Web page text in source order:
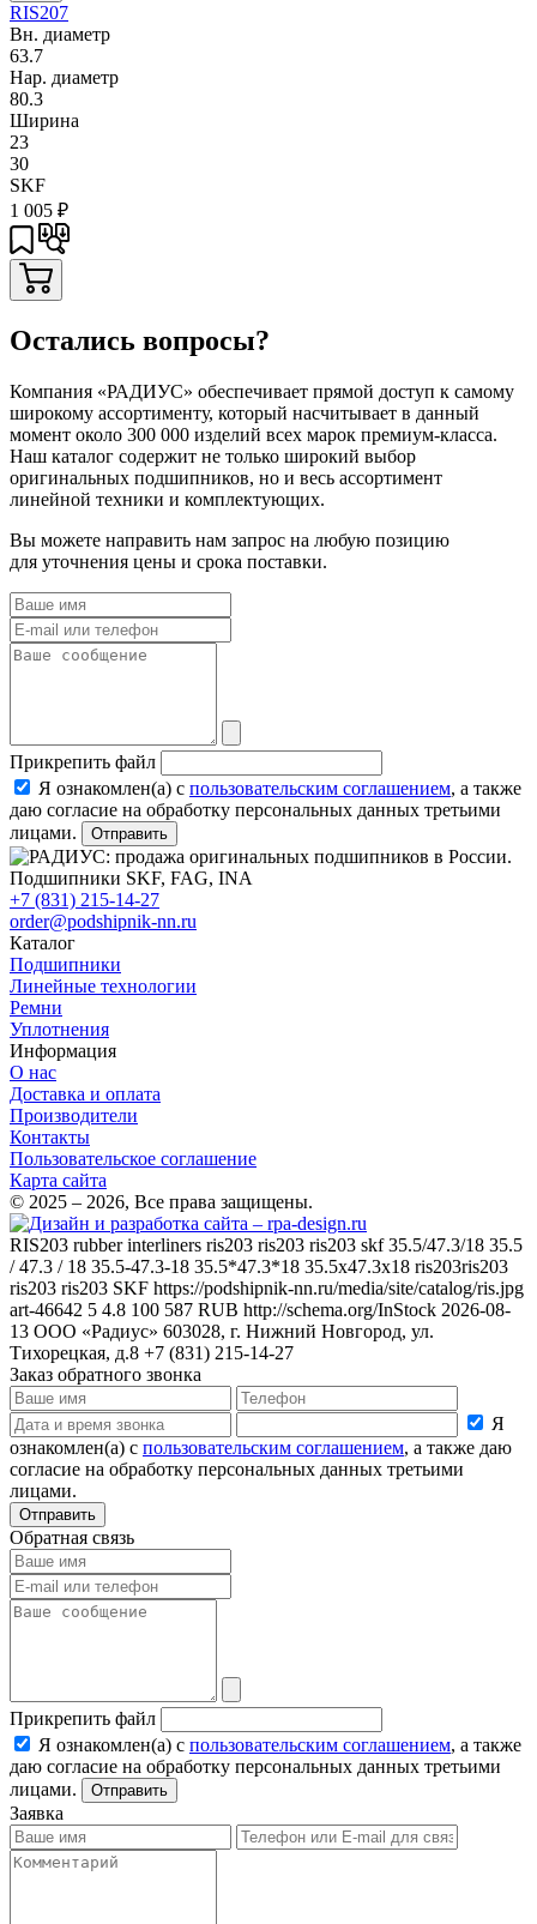
RIS207
Вн. диаметр
63.7
Нар. диаметр
80.3
Ширина
23
30
SKF
1 005 ₽
Остались вопросы?
Компания «РАДИУС» обеспечивает прямой доступ к самому
широкому ассортименту, который насчитывает в данный
момент около 300 000 изделий всех марок премиум-класса.
Наш каталог содержит не только широкий выбор
оригинальных подшипников, но и весь ассортимент
линейной техники и комплектующих.
Вы можете направить нам запрос на любую позицию
для уточнения цены и срока поставки.
Прикрепить файл
Я ознакомлен(а) с пользовательским соглашением, а также
даю согласие на обработку персональных данных третьими
лицами.
Отправить
+7 (831) 215-14-27
order@podshipnik-nn.ru
Каталог
Подшипники
Линейные технологии
Ремни
Уплотнения
Информация
О нас
Доставка и оплата
Производители
Контакты
Пользовательское соглашение
Карта сайта
© 2025 – 2026, Все права защищены.
RIS203 rubber interliners ris203 ris203 ris203 skf 35.5/47.3/18 35.5
/ 47.3 / 18 35.5-47.3-18 35.5*47.3*18 35.5x47.3x18 ris203ris203
ris203 ris203 SKF https://podshipnik-nn.ru/media/site/catalog/ris.jpg
art-46642 5 4.8 100 587 RUB http://schema.org/InStock 2026-08-
13 ООО «Радиус» 603028, г. Нижний Новгород, ул.
Тихорецкая, д.8 +7 (831) 215-14-27
Заказ обратного звонка
Я
ознакомлен(а) с пользовательским соглашением, а также даю
согласие на обработку персональных данных третьими
лицами.
Отправить
Обратная связь
Прикрепить файл
Я ознакомлен(а) с пользовательским соглашением, а также
даю согласие на обработку персональных данных третьими
лицами.
Отправить
Заявка